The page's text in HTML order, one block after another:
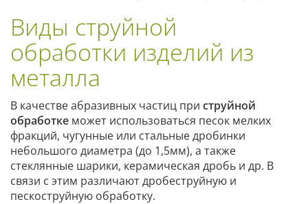
Виды струйной
обработки изделий из
металла
В качестве абразивных частиц при струйной
обработке может использоваться песок мелких
фракций, чугунные или стальные дробинки
небольшого диаметра (до 1,5мм), а также
стеклянные шарики, керамическая дробь и др. В
связи с этим различают дробеструйную и
пескоструйную обработку.